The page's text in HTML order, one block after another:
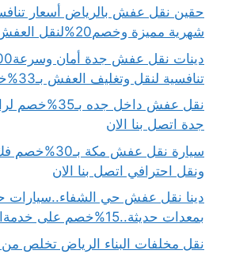
شهرية مميزة وخصم20%لنقل العفش
تنافسية لنقل وتغليف العفش بـ33%خصم فوري
نقل عفش داخل جده
جدة اتصل بنا الان
سيارة نقل عفش
ونقل احترافي اتصل بنا الان
دينا نقل عفش حي الشفاء..سيارات
بمعدات حديثة..15%خصم على خدمةالتغليف
نقل مخلفات البناء الرياض تخلص من